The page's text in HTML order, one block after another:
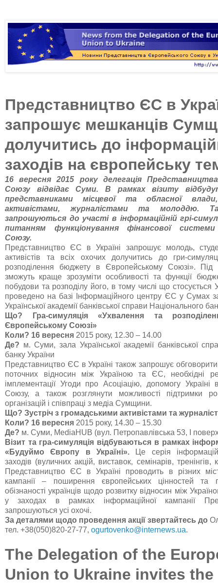
Представництво ЄС в
запрошує мешканців
долучитись до
заходів на європейську
16 вересня 2015 року делегація
Союзу відвідає Суми. В рамках візиту
представниками місцевої та обласної
активістами, журналістами та молоддю.
запрошуються до участі в інформаційній грі-
питанням функціонування фінансової системи
Союзу.
Представництво ЄС в Україні запрошує молодь,
активістів та всіх охочих долучитись до гри-
розподілення бюджету в Європейському Союзі». Під
зможуть краще зрозуміти особливості та функції
побудови та розподілу його, в тому числі що стосується
проведено на базі Інформаційного центру ЄС у Сумах
Української академії банківської справи Національного
Що?
Гра-симуляція «Ухвалення та
Європейському Союзі»
Коли? 16 вересня 2015 року, 12.30 – 14.00
Де? м. Суми, зала Української академії банківської
банку України
Представництво ЄС в Україні також запрошує
поточних відносин між Україною та ЄС, необхідні
імплементації Угоди про Асоціацію, допомогу Україні
Союзу, а також розглянути можливості підтримки
організацій і співпраці з медіа Сумщини.
Що? Зустріч з громадськими активістами та
Коли? 16 вересня 2015 року, 14.30 – 15.30
Де? м. Суми, MediaHUB (вул. Петропавлівська 53, І
Візит та гра-симуляція відбуваються в рамках
«Будуймо Європу в Україні». Це серія
заходів (вуличних акцій, виставок, семінарів, тренінгів,
Представництво ЄС в Україні проводить в різних
кампанії – поширення європейських цінностей та
обізнаності українців щодо розвитку відносин між
у заходах в рамках інформаційної кампанії
запрошуються усі охочі.
За деталями щодо проведення акції звертайтесь до
тел. +38(050)820-27-77, ogurtovenko@internews.ua.
The Delegation of the
Union to Ukraine invites the